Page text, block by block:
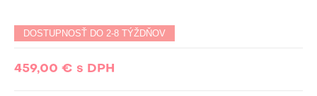
DOSTUPNOSŤ DO 2-8 TÝŽDŇOV
459,00 € s DPH